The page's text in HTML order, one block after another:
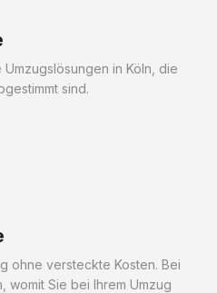
in Köln, die
sind.
ohne versteckte Kosten. Bei
womit Sie bei Ihrem Umzug